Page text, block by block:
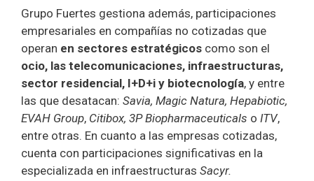
Grupo Fuertes gestiona además, participaciones
empresariales en compañías no cotizadas que
operan en sectores estratégicos como son el
ocio, las telecomunicaciones, infraestructuras,
sector residencial, I+D+i y biotecnología, y entre
las que desatacan: Savia, Magic Natura, Hepabiotic,
EVAH Group, Citibox, 3P Biopharmaceuticals o ITV,
entre otras. En cuanto a las empresas cotizadas,
cuenta con participaciones significativas en la
especializada en infraestructuras Sacyr.